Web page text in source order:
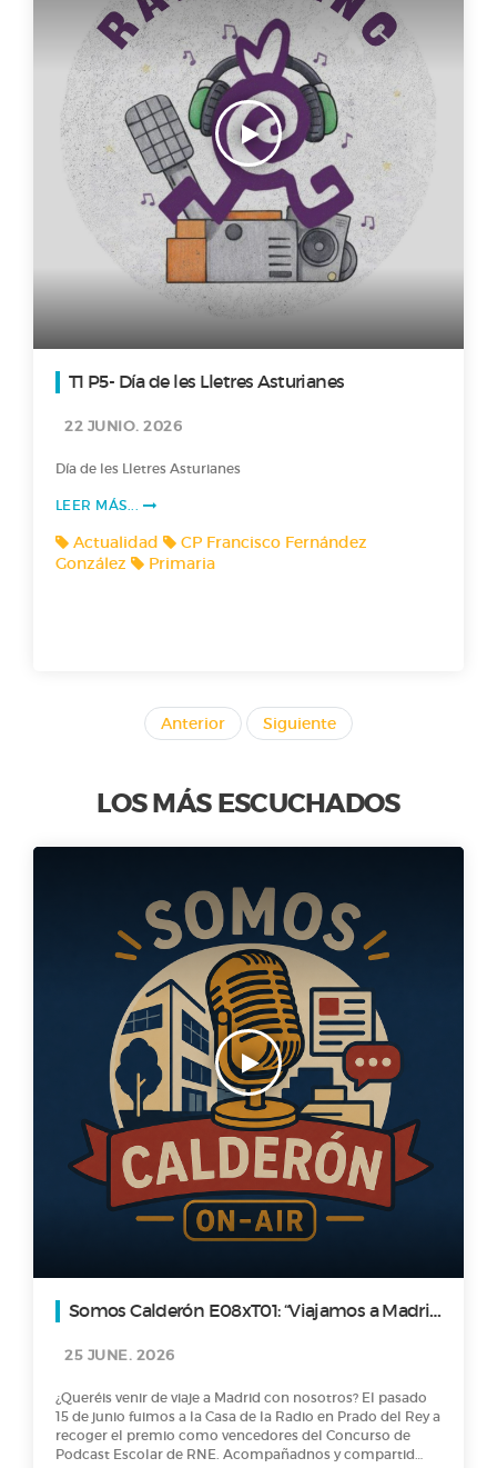
T1 P5- Día de les Lletres Asturianes
22 JUNIO. 2026
Día de les Lletres Asturianes
LEER MÁS...
Actualidad
CP Francisco Fernández
González
Primaria
Anterior Siguiente
LOS MÁS ESCUCHADOS
Somos Calderón E08xT01: “Viajamos a Madrid
25 JUNE. 2026
¿Queréis venir de viaje a Madrid con nosotros? El pasado
15 de junio fuimos a la Casa de la Radio en Prado del Rey a
recoger el premio como vencedores del Concurso de
Podcast Escolar de RNE. Acompañadnos y compartid